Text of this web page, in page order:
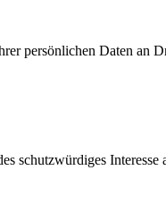
persönlichen Daten an
schutzwürdiges